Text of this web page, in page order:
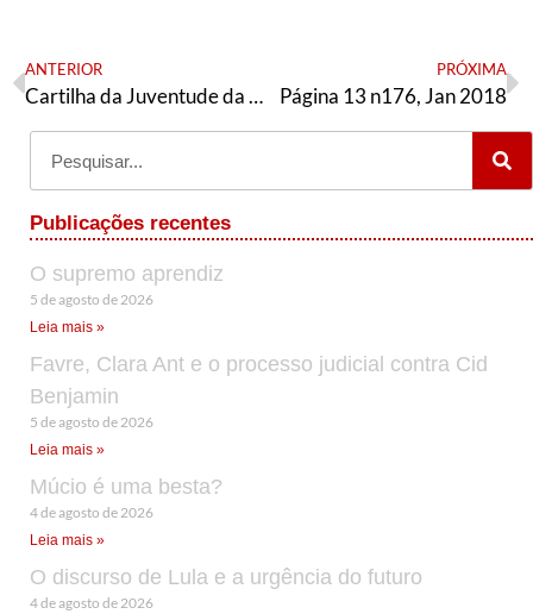
ANTERIOR
Cartilha da Juventude da Articulação de Esquerda – contra as reformas
PRÓXIMA
Página 13 n176, Jan 2018
Publicações recentes
O supremo aprendiz
5 de agosto de 2026
Leia mais »
Favre, Clara Ant e o processo judicial contra Cid
Benjamin
5 de agosto de 2026
Leia mais »
Múcio é uma besta?
4 de agosto de 2026
Leia mais »
O discurso de Lula e a urgência do futuro
4 de agosto de 2026